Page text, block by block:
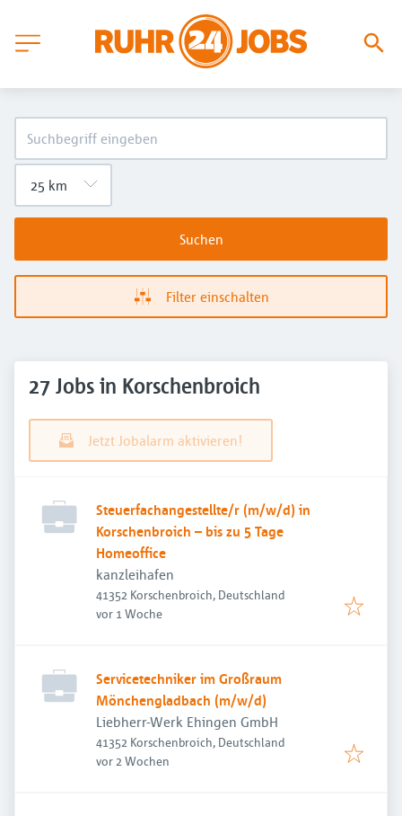
Suchen
Filter einschalten
27 Jobs in Korschenbroich
Jetzt Jobalarm aktivieren!
Steuerfachangestellte/r (m/w/d) in
Korschenbroich – bis zu 5 Tage
Homeoffice
kanzleihafen
41352 Korschenbroich, Deutschland
Veröffentlicht
vor 1 Woche
Servicetechniker im Großraum
Mönchengladbach (m/w/d)
Liebherr-Werk Ehingen GmbH
41352 Korschenbroich, Deutschland
Veröffentlicht
vor 2 Wochen